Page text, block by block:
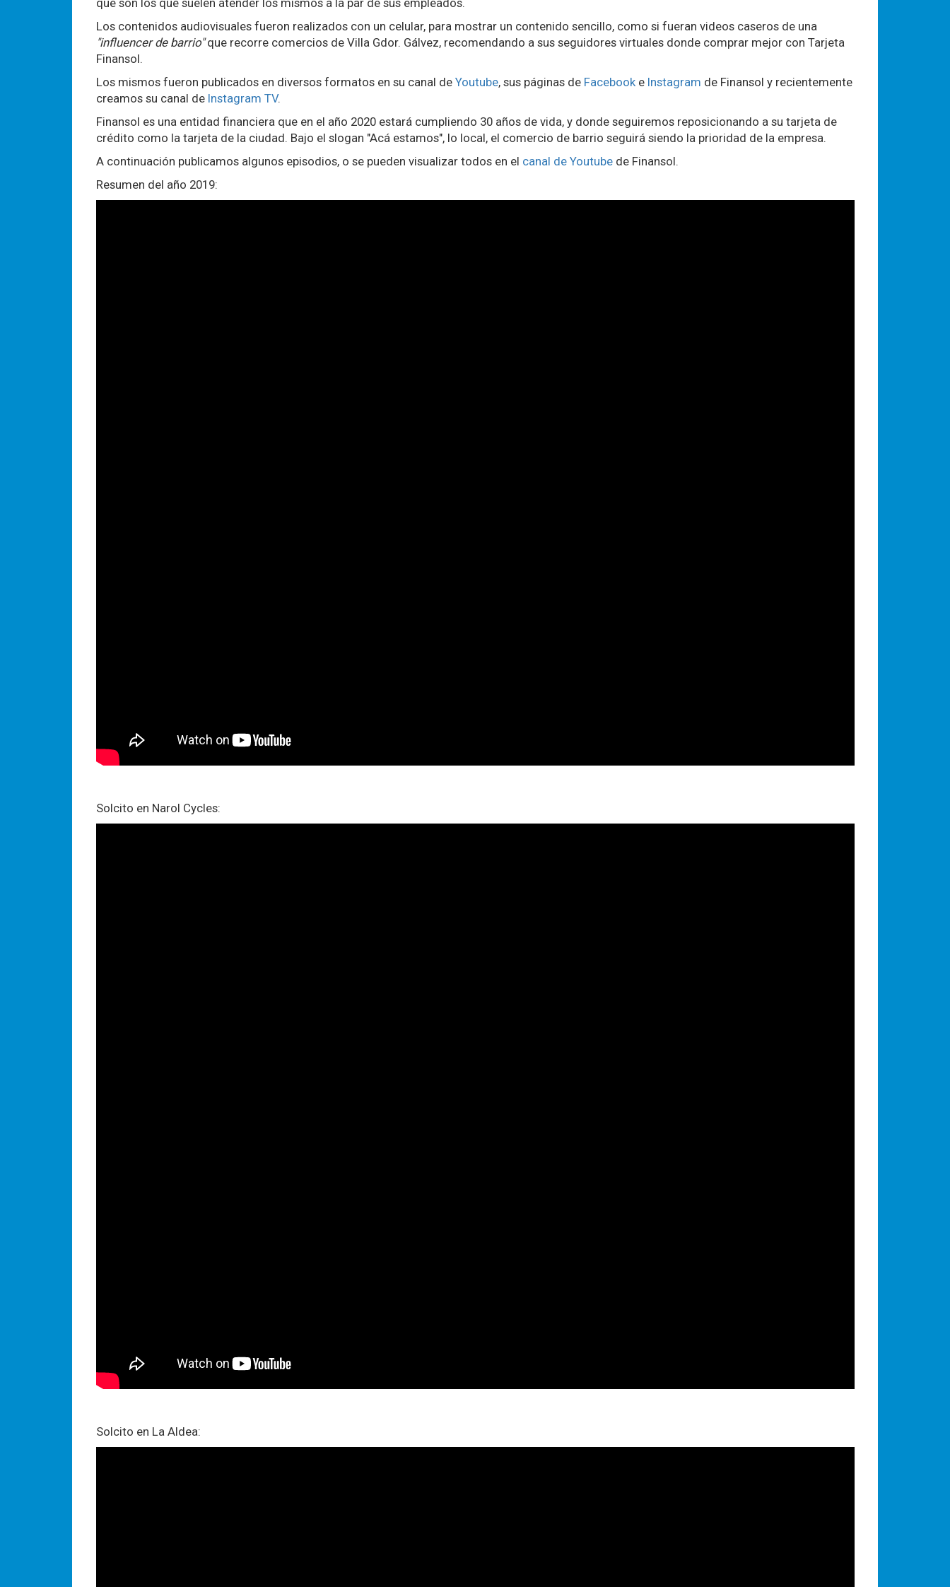
Los contenidos audiovisuales fueron realizados con un celular, para mostrar un contenido sencillo, como si fueran videos caseros de una
"influencer de barrio"que recorre comercios de Villa Gdor. Gálvez, recomendando a sus seguidores virtuales donde comprar mejor con Tarjeta
Finansol.
Los mismos fueron publicados en diversos formatos en su canal de Youtube, sus páginas de Facebooke Instagram de Finansol y recientemente
creamos su canal de Instagram TV.
Finansol es una entidad financiera que en el año 2020 estará cumpliendo 30 años de vida, y donde seguiremos reposicionando a su tarjeta de
crédito como la tarjeta de la ciudad. Bajo el slogan "Acá estamos", lo local, el comercio de barrio seguirá siendo la prioridad de la empresa.
A continuación publicamos algunos episodios, o se pueden visualizar todos en el canal de Youtubede Finansol.
Resumen del año 2019:
Solcito en Narol Cycles:
Solcito en La Aldea: